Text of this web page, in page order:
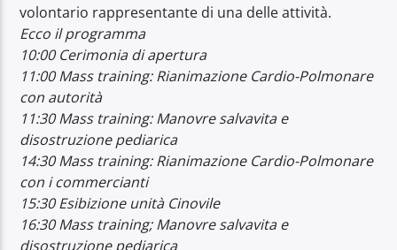
volontario rappresentante di una delle attività.
Ecco il programma
10:00 Cerimonia di apertura
11:00 Mass training: Rianimazione Cardio-Polmonare
con autorità
11:30 Mass training: Manovre salvavita e
disostruzione pediarica
14:30 Mass training: Rianimazione Cardio-Polmonare
con i commercianti
15:30 Esibizione unità Cinovile
16:30 Mass training; Manovre salvavita e
disostruzione pediarica